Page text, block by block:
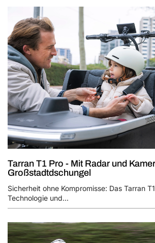
Tarran T1 Pro - Mit Radar und
Großstadtdschungel
Sicherheit ohne Kompromisse: Das Tarran
Technologie und...